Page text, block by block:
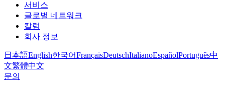
서비스
글로벌 네트워크
칼럼
회사 정보
日本語English한국어FrançaisDeutschItalianoEspañolPortuguês中
文繁體中文
문의